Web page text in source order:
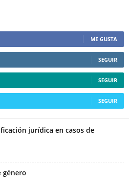
Telegram
ME GUSTA
SEGUIR
SEGUIR
SEGUIR
jurídica en casos de
género